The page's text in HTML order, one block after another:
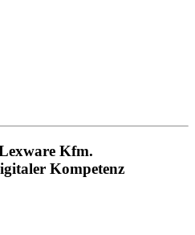
Kfm.
Kompetenz